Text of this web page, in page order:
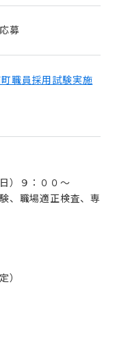
募
職員採用試験実施
）９：００～
、職場適正検査、専
）